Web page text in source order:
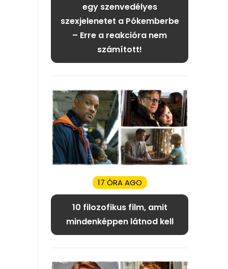
egy szenvedélyes
szexjelenetet a Pókemberbe
– Erre a reakcióra nem
számított!
17 ÓRA AGO
10 filozofikus film, amit
mindenképpen látnod kell